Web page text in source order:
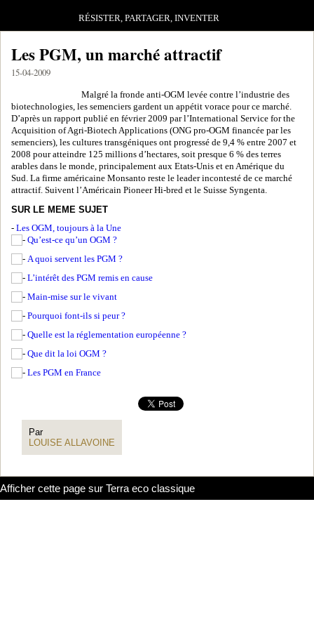
RÉSISTER, PARTAGER, INVENTER
Les PGM, un marché attractif
15-04-2009
Malgré la fronde anti-OGM levée contre l’industrie des
biotechnologies, les semenciers gardent un appétit vorace pour ce marché.
D’après un rapport publié en février 2009 par l’International Service for the
Acquisition of Agri-Biotech Applications (ONG pro-OGM financée par les
semenciers), les cultures transgéniques ont progressé de 9,4 % entre 2007 et
2008 pour atteindre 125 millions d’hectares, soit presque 6 % des terres
arables dans le monde, principalement aux Etats-Unis et en Amérique du
Sud. La firme américaine Monsanto reste le leader incontesté de ce marché
attractif. Suivent l’Américain Pioneer Hi-bred et le Suisse Syngenta.
SUR LE MEME SUJET
- Les OGM, toujours à la Une
Qu’est-ce qu’un OGM ?
A quoi servent les PGM ?
L’intérêt des PGM remis en cause
Main-mise sur le vivant
Pourquoi font-ils si peur ?
Quelle est la réglementation européenne ?
Que dit la loi OGM ?
Les PGM en France
Par
LOUISE ALLAVOINE
Afficher cette page sur Terra eco classique